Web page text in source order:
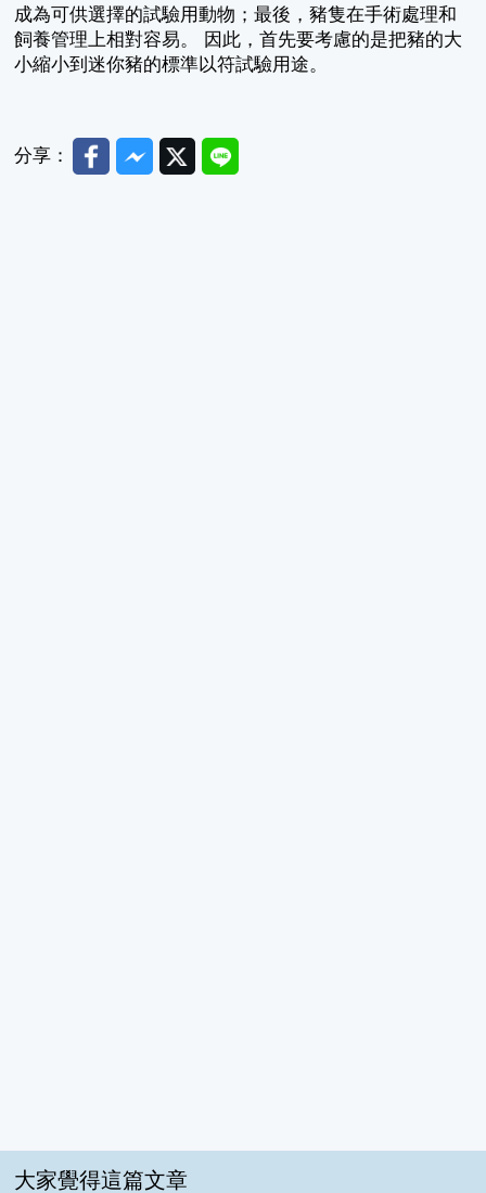
成為可供選擇的試驗用動物；最後，豬隻在手術處理和
飼養管理上相對容易。 因此，首先要考慮的是把豬的大
小縮小到迷你豬的標準以符試驗用途。
分享： FacebookMessenger
TwitterLine
大家覺得這篇文章